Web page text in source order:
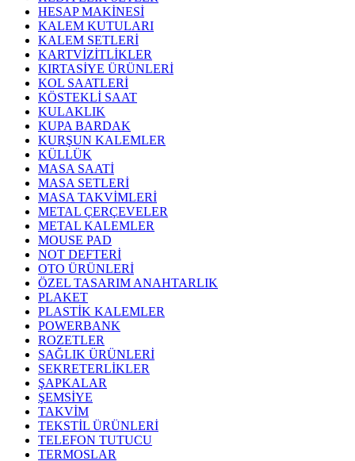
HESAP MAKİNESİ
KALEM KUTULARI
KALEM SETLERİ
KARTVİZİTLİKLER
KIRTASİYE ÜRÜNLERİ
KOL SAATLERİ
KÖSTEKLİ SAAT
KULAKLIK
KUPA BARDAK
KURŞUN KALEMLER
KÜLLÜK
MASA SAATİ
MASA SETLERİ
MASA TAKVİMLERİ
METAL ÇERÇEVELER
METAL KALEMLER
MOUSE PAD
NOT DEFTERİ
OTO ÜRÜNLERİ
ÖZEL TASARIM ANAHTARLIK
PLAKET
PLASTİK KALEMLER
POWERBANK
ROZETLER
SAĞLIK ÜRÜNLERİ
SEKRETERLİKLER
ŞAPKALAR
ŞEMSİYE
TAKVİM
TEKSTİL ÜRÜNLERİ
TELEFON TUTUCU
TERMOSLAR